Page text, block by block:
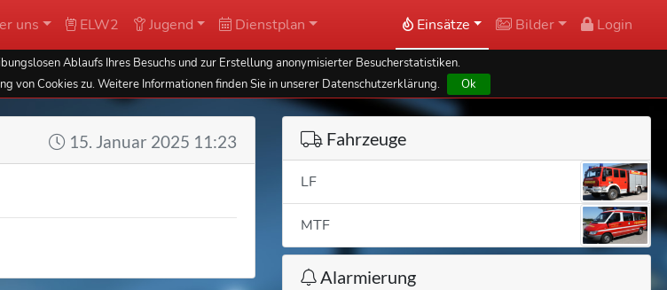
uns ELW2 Jugend Dienstplan Einsätze Bilder Login
Ablaufs Ihres Besuchs und zur Erstellung anonymisierter Besucherstatistiken.
von Cookies zu. Weitere Informationen finden Sie in unserer Datenschutzerklärung.
Ok
15. Januar 2025 11:23 Fahrzeuge
LF
MTF
Alarmierung